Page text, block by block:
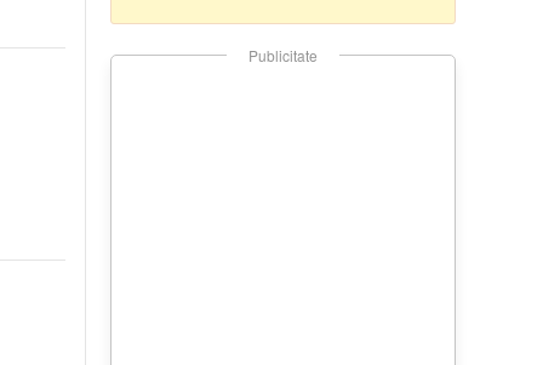
Publicitate